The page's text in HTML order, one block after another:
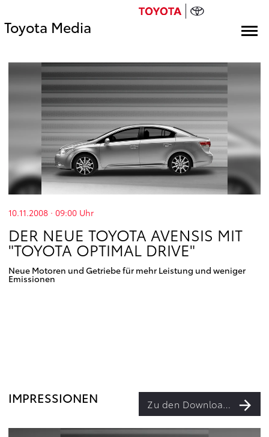
Toyota Media
10.11.2008 · 09:00 Uhr
DER NEUE TOYOTA AVENSIS MIT
"TOYOTA OPTIMAL DRIVE"
Neue Motoren und Getriebe für mehr Leistung und weniger
Emissionen
IMPRESSIONEN Zu den Downloads